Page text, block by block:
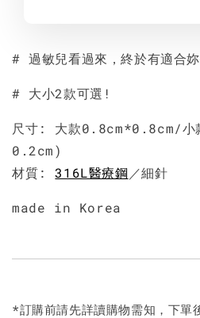
# 過敏兒看過來，終於有適合
# 大小2款可選!
尺寸: 大款0.8cm*0.8cm/
0.2cm)
材質:316L醫療鋼 ／細針
made in Korea
*訂購前請先詳讀購物需知，下單